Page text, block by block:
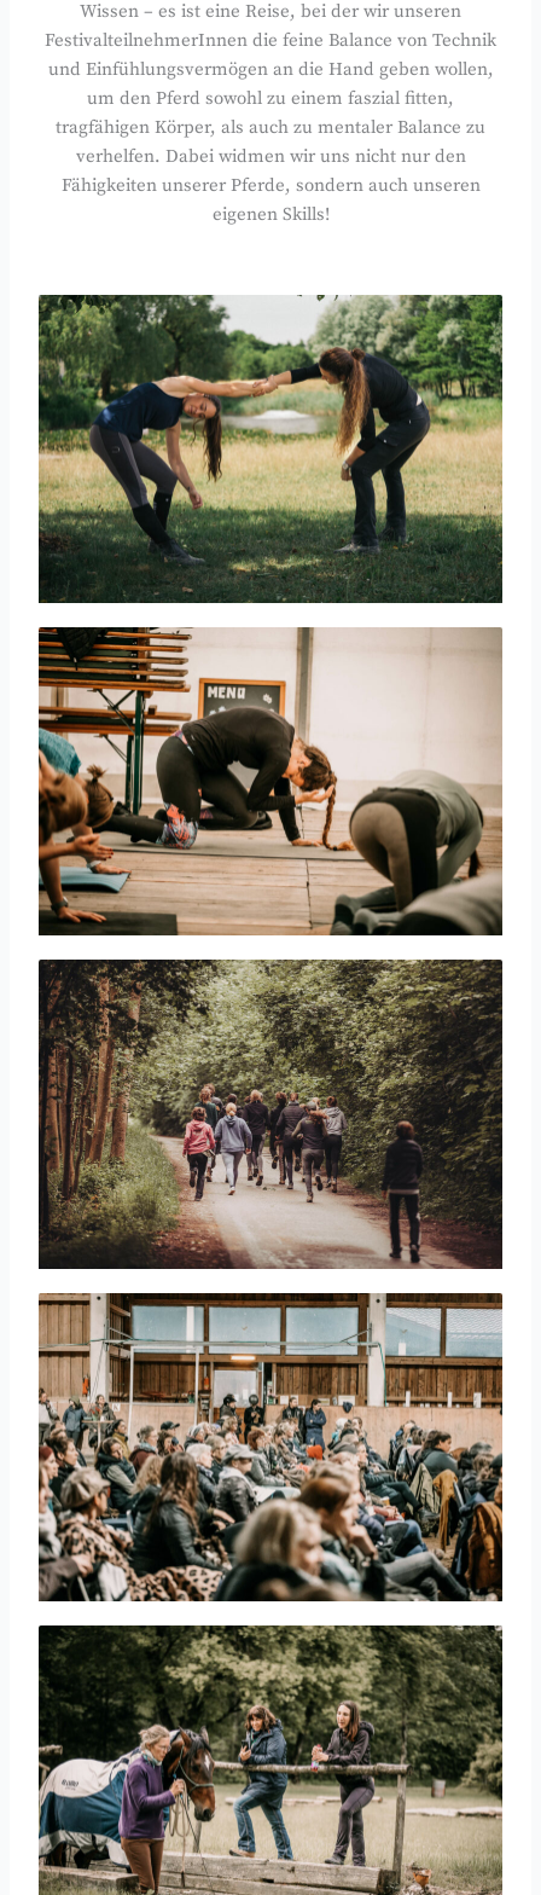
Wissen – es ist eine Reise, bei der wir unseren
FestivalteilnehmerInnen die feine Balance von Technik
und Einfühlungsvermögen an die Hand geben wollen,
um den Pferd sowohl zu einem faszial fitten,
tragfähigen Körper, als auch zu mentaler Balance zu
verhelfen. Dabei widmen wir uns nicht nur den
Fähigkeiten unserer Pferde, sondern auch unseren
eigenen Skills!